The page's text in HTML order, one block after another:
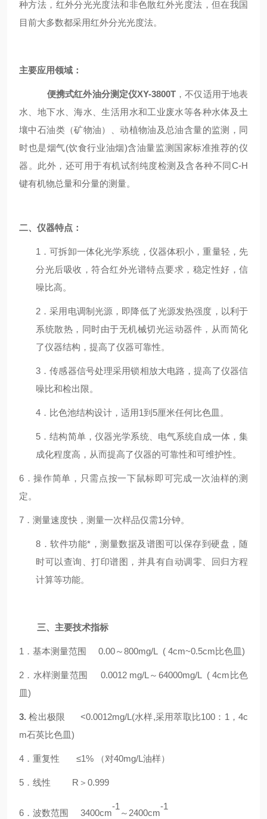
种方法，红外分光光度法和非色散红外光度法，但在我国
目前大多数都采用红外分光光度法。
主要应用领域：
便携式红外油分测定仪XY-3800T ，不仅适用于地表
水、地下水、海水、生活用水和工业废水等各种水体及土
壤中石油类（矿物油）、动植物油及总油含量的监测，同
时也是烟气(饮食行业油烟)含油量监测国家标准推荐的仪
器。此外，还可用于有机试剂纯度检测及含各种不同C-H
键有机物总量和分量的测量。
二、仪器特点 ：
1 ．可拆卸一体化光学系统，仪器体积小，重量轻，先
分光后吸收，符合红外光谱特点要求，稳定性好，信
噪比高。
2 ．采用电调制光源，即降低了光源发热强度，以利于
系统散热，同时由于无机械切光运动器件，从而简化
了仪器结构，提高了仪器可靠性。
3 ．传感器信号处理采用锁相放大电路，提高了仪器信
噪比和检出限。
4 ．比色池结构设计，适用1到 5厘米任何比色皿。
5 ．结构简单，仪器光学系统、电气系统自成一体，集
成化程度高，从而提高了仪器的可靠性和可维护性。
6 ．操作简单，只需点按一下鼠标即可完成一次油样的测
定。
7 ．测量速度快，测量一次样品仅需1分钟。
8 ．软件功能*，测量数据及谱图可以保存到硬盘，随
时可以查询、打印谱图，并具有自动调零、回归方程
计算等功能。
三、主要技术指标
1 ．基本测量范围 0.00～800mg/L ( 4cm~0.5cm比色皿)
2 ．水样测量范围 0.0012mg/L ～ 64000mg/L ( 4cm 比色
皿)
3. 检出极限 <0.0012mg/L(水样,采用萃取比100：1，4c
m石英比色皿)
4 ．重复性 ≤1% （对40mg/L 油样）
5 ．线性 R ＞ 0.999
6 ．波数范围 3400cm
-1
～ 2400cm
-1